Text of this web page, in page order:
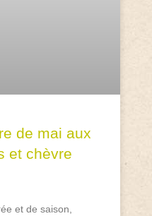
de mai aux
et chèvre
et de saison,